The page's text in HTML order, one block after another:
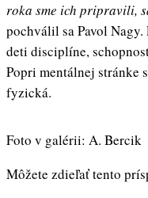
roka sme ich pripravili,
pochválil sa Pavol
deti disciplíne,
Popri mentálnej stránke
fyzická.
Foto v galérii: A. Bercik
Môžete zdieľať tento